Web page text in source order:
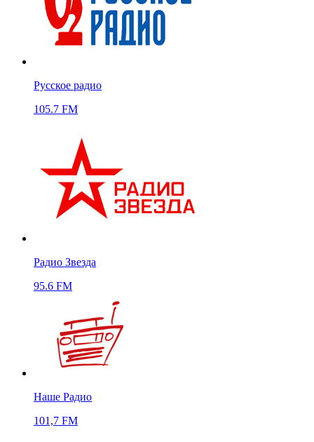
Русское радио
105.7 FM
Радио Звезда
95.6 FM
Наше Радио
101,7 FM